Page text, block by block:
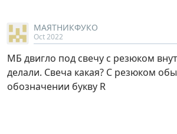
МАЯТНИКФУКО
Oct 2022
МБ двигло под свечу с резюком
делали. Свеча какая? С резюком
обозначении букву R